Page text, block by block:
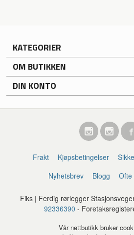
KATEGORIER
OM BUTIKKEN
DIN KONTO
Frakt Kjøpsbetingelser
Nyhetsbrev
Blogg Ofte
Fiks | Ferdig rørlegger
92336390 -
Vår nettbutikk bruker